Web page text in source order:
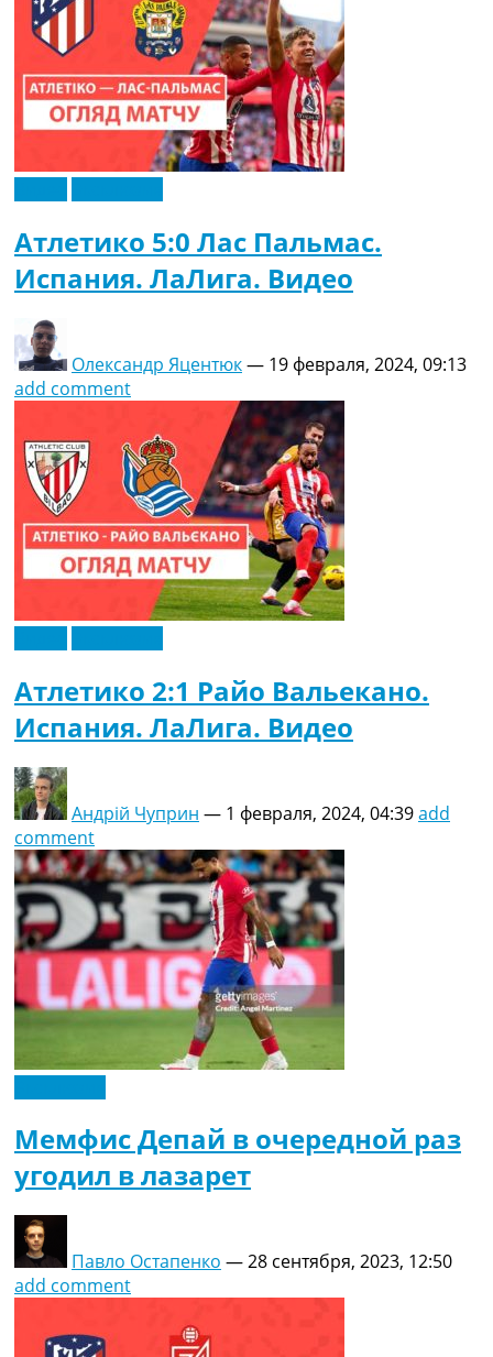
Атлетико 5:0 Лас Пальмас.
Испания. ЛаЛига. Видео
Олександр Яцентюк— 19 февраля, 2024, 09:13
add comment
Атлетико 2:1 Райо Вальекано.
Испания. ЛаЛига. Видео
Андрій Чуприн — 1 февраля, 2024, 04:39add
comment
Мемфис Депай в очередной раз
угодил в лазарет
Павло Остапенко —28 сентября, 2023, 12:50
add comment